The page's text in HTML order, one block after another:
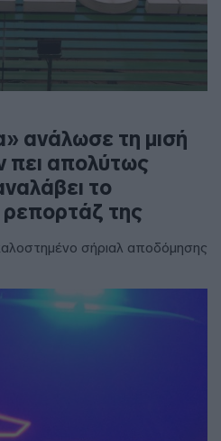
ανάλωσε τη μισή
πει απολύτως
το
της
σήριαλ αποδόμησης